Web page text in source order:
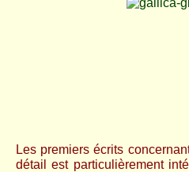
Les premiers écrits
détail est particulièrement